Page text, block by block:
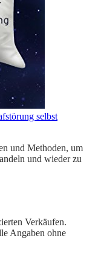
selbst
und Methoden, um
und wieder zu
Verkäufen.
Angaben ohne